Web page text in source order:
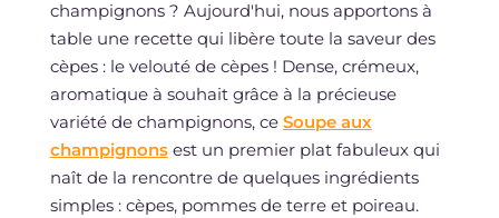
champignons ? Aujourd'hui, nous apportons à
table une recette qui libère toute la saveur des
cèpes : le velouté de cèpes ! Dense, crémeux,
aromatique à souhait grâce à la précieuse
variété de champignons, ce Soupe aux
champignonsest un premier plat fabuleux qui
naît de la rencontre de quelques ingrédients
simples : cèpes, pommes de terre et poireau.